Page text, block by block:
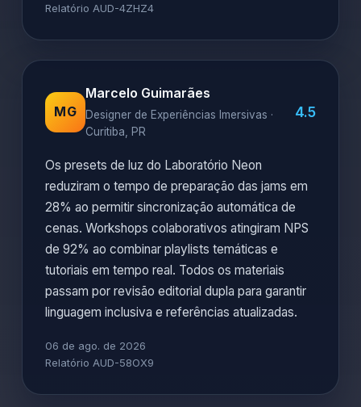
Relatório AUD-4ZHZ4
MG
Marcelo Guimarães
Designer de Experiências Imersivas ·
Curitiba, PR
4.5
Os presets de luz do Laboratório Neon
reduziram o tempo de preparação das jams em
28% ao permitir sincronização automática de
cenas. Workshops colaborativos atingiram NPS
de 92% ao combinar playlists temáticas e
tutoriais em tempo real. Todos os materiais
passam por revisão editorial dupla para garantir
linguagem inclusiva e referências atualizadas.
06 de ago. de 2026
Relatório AUD-58OX9